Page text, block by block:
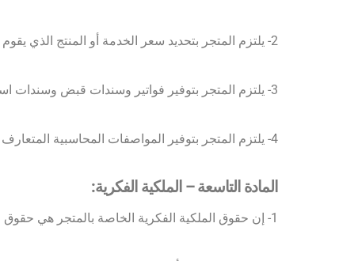
2- يلتزم المتجر بتحديد سعر الخدمة أو المنتج الذي يقوم بعرضه في متجره وفقاً للقيمة السوقية المتعارف عليها.
3- يلتزم المتجر بتوفير فواتير وسندات قبض وسندات استلام لجميع المبالغ والأرباح التي تنشأ في متجره، ويلتزم بأن يعطي المستهلك فاتورة شرائه لخدمة أو منتج
4- يلتزم المتجر بتوفير المواصفات المحاسبية المتعارف عليها في متجره الالكتروني، تطبيقاً لأحكام هذه الاتفاقية، ولما في هذا التنظيم من مصالح قانونية واقتصادية وتجارية وتنظيمية.
المادة التاسعة – الملكية الفكرية:
1- إن حقوق الملكية الفكرية الخاصة بالمتجر هي حقوق مملوكة للمتجر ملكية تامة، سواءً كانت مملوكة لهم قبل تأسيس هذه المنصة الالكترونية أم بعد تأسيسها.